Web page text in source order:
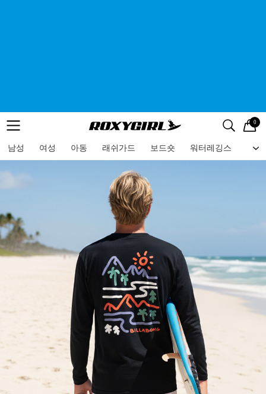
메뉴 검색
로고 0
남성 여성 아동 래쉬가드 보드숏 워터레깅스 비
메뉴